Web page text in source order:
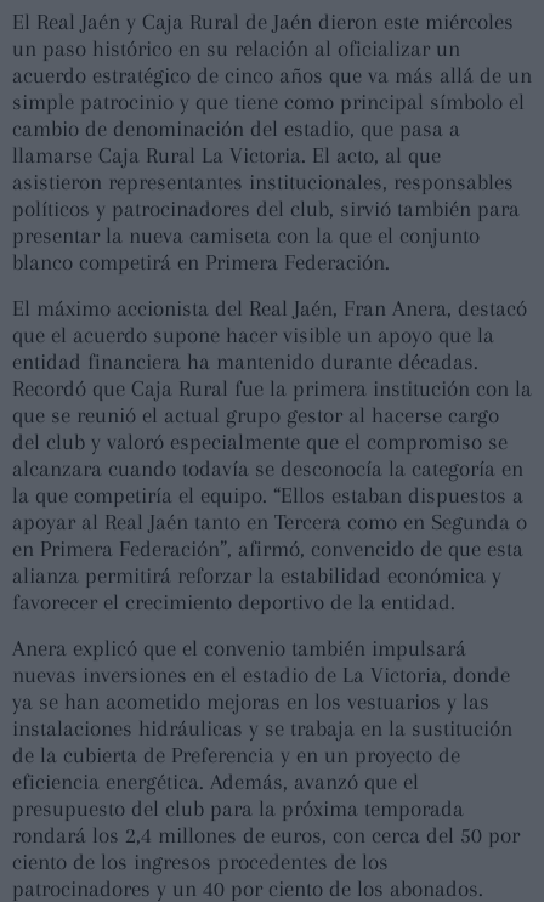
El Real Jaén y Caja Rural de Jaén dieron este miércoles
un paso histórico en su relación al oficializar un
acuerdo estratégico de cinco años que va más allá de un
simple patrocinio y que tiene como principal símbolo el
cambio de denominación del estadio, que pasa a
llamarse Caja Rural La Victoria. El acto, al que
asistieron representantes institucionales, responsables
políticos y patrocinadores del club, sirvió también para
presentar la nueva camiseta con la que el conjunto
blanco competirá en Primera Federación.
El máximo accionista del Real Jaén, Fran Anera, destacó
que el acuerdo supone hacer visible un apoyo que la
entidad financiera ha mantenido durante décadas.
Recordó que Caja Rural fue la primera institución con la
que se reunió el actual grupo gestor al hacerse cargo
del club y valoró especialmente que el compromiso se
alcanzara cuando todavía se desconocía la categoría en
la que competiría el equipo. “Ellos estaban dispuestos a
apoyar al Real Jaén tanto en Tercera como en Segunda o
en Primera Federación”, afirmó, convencido de que esta
alianza permitirá reforzar la estabilidad económica y
favorecer el crecimiento deportivo de la entidad.
Anera explicó que el convenio también impulsará
nuevas inversiones en el estadio de La Victoria, donde
ya se han acometido mejoras en los vestuarios y las
instalaciones hidráulicas y se trabaja en la sustitución
de la cubierta de Preferencia y en un proyecto de
eficiencia energética. Además, avanzó que el
presupuesto del club para la próxima temporada
rondará los 2,4 millones de euros, con cerca del 50 por
ciento de los ingresos procedentes de los
patrocinadores y un 40 por ciento de los abonados.